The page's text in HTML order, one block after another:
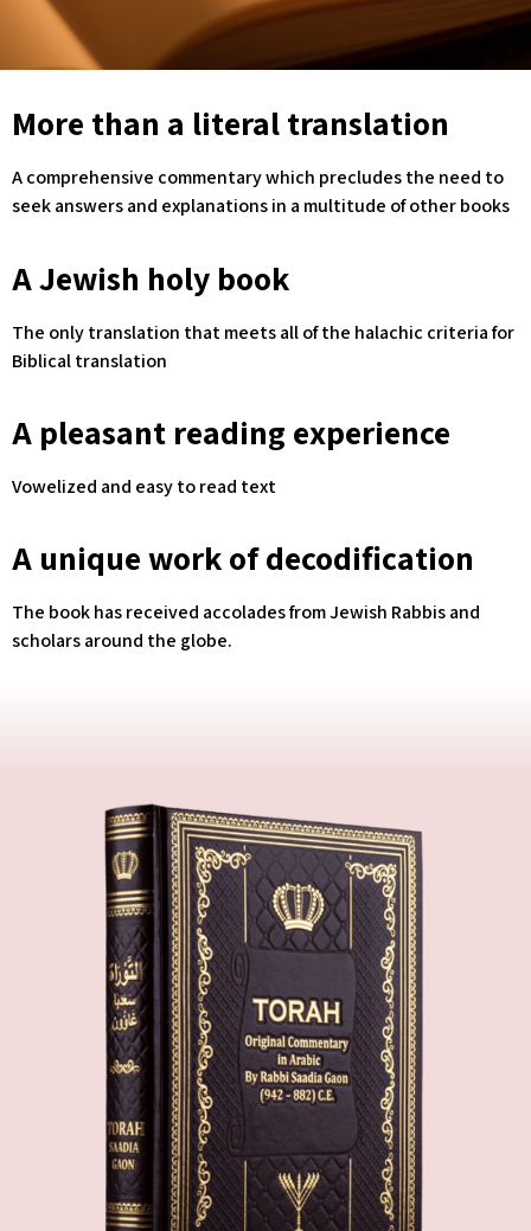
More than a literal translation
A comprehensive commentary which precludes the need to
seek answers and explanations in a multitude of other books
A Jewish holy book
The only translation that meets all of the halachic criteria for
Biblical translation
A pleasant reading experience
Vowelized and easy to read text
A unique work of decodification
The book has received accolades from Jewish Rabbis and
scholars around the globe.